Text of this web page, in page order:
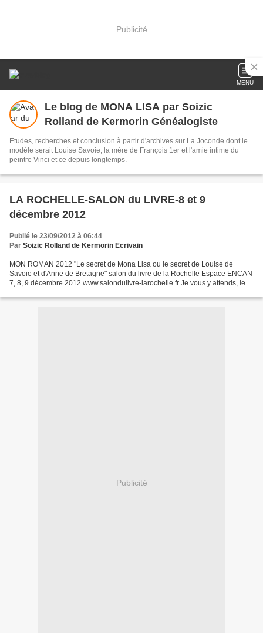
Publicité
MENU
Le blog de MONA LISA par Soizic
Rolland de Kermorin Généalogiste
Etudes, recherches et conclusion à partir d'archives sur La Joconde dont le
modèle serait Louise Savoie, la mère de François 1er et l'amie intime du
peintre Vinci et ce depuis longtemps.
LA ROCHELLE-SALON du LIVRE-8 et 9
décembre 2012
Publié le 23/09/2012 à 06:44
Par Soizic Rolland de Kermorin Ecrivain
MON ROMAN 2012 "Le secret de Mona Lisa ou le secret de Louise de
Savoie et d'Anne de Bretagne" salon du livre de la Rochelle Espace ENCAN
7, 8, 9 décembre 2012 www.salondulivre-larochelle.fr Je vous y attends, le
Publicité